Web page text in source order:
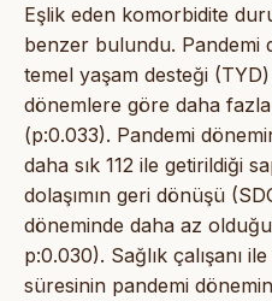
Eşlik eden komorbidite
benzer bulundu. Pandemi
temel yaşam desteği (TYD)
dönemlere göre daha
(p:0.033). Pandemi
daha sık 112 ile getirildiği
dolaşımın geri dönüşü
döneminde daha az
p:0.030). Sağlık çalışanı
süresinin pandemi